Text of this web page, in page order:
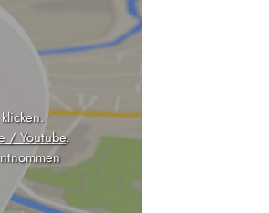
/ Youtube.